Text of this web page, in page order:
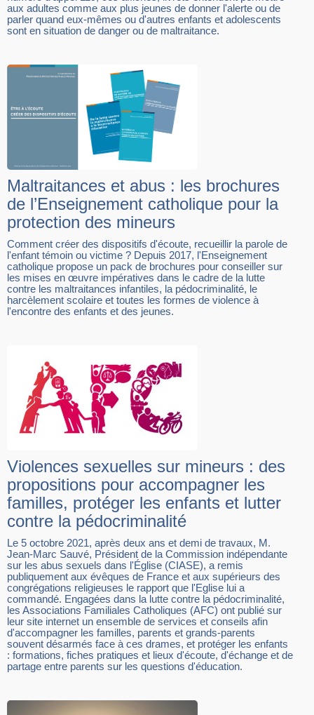
aux adultes comme aux plus jeunes de donner l'alerte ou de
parler quand eux-mêmes ou d'autres enfants et adolescents
sont en situation de danger ou de maltraitance.
Maltraitances et abus : les brochures
de l’Enseignement catholique pour la
protection des mineurs
Comment créer des dispositifs d'écoute, recueillir la parole de
l'enfant témoin ou victime ? Depuis 2017, l'Enseignement
catholique propose un pack de brochures pour conseiller sur
les mises en œuvre impératives dans le cadre de la lutte
contre les maltraitances infantiles, la pédocriminalité, le
harcèlement scolaire et toutes les formes de violence à
l'encontre des enfants et des jeunes.
Violences sexuelles sur mineurs : des
propositions pour accompagner les
familles, protéger les enfants et lutter
contre la pédocriminalité
Le 5 octobre 2021, après deux ans et demi de travaux, M.
Jean-Marc Sauvé, Président de la Commission indépendante
sur les abus sexuels dans l'Église (CIASE), a remis
publiquement aux évêques de France et aux supérieurs des
congrégations religieuses le rapport que l'Eglise lui a
commandé. Engagées dans la lutte contre la pédocriminalité,
les Associations Familiales Catholiques (AFC) ont publié sur
leur site internet un ensemble de services et conseils afin
d'accompagner les familles, parents et grands-parents
souvent désarmés face à ces drames, et protéger les enfants
: formations, fiches pratiques et lieux d'écoute, d'échange et de
partage entre parents sur les questions d'éducation.